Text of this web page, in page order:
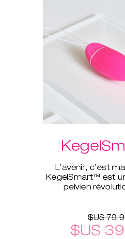
L’avenir, c’est
KegelSmart™ est
pelvien
$US
$US